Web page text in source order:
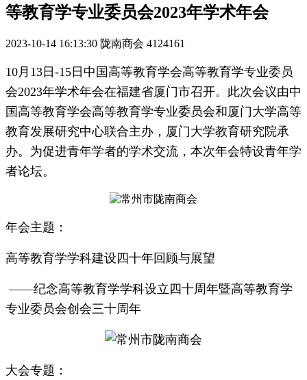
等教育学专业委员会2023年学术年会
2023-10-14 16:13:30 陇南商会 4124161
10月13日-15日中国高等教育学会高等教育学专业委员
会2023年学术年会在福建省厦门市召开。此次会议由中
国高等教育学会高等教育学专业委员会和厦门大学高等
教育发展研究中心联合主办，厦门大学教育研究院承
办。为促进青年学者的学术交流，本次年会特设青年学
者论坛。
年会主题：
高等教育学学科建设四十年回顾与展望
——纪念高等教育学学科设立四十周年暨高等教育学
专业委员会创会三十周年
大会专题：